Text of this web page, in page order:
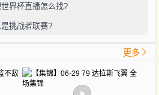
世界杯直播怎么找?
是挑战者联赛?
更多